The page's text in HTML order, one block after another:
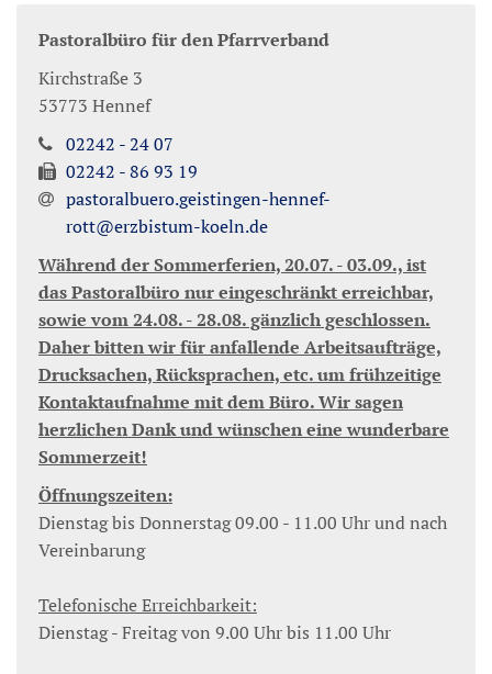
Pastoralbüro für den Pfarrverband
Kirchstraße 3
53773 Hennef
02242 - 24 07
02242 - 86 93 19
pastoralbuero.geistingen-hennef-
rott@erzbistum-koeln.de
Während der Sommerferien, 20.07. - 03.09., ist
das Pastoralbüro nur eingeschränkt erreichbar,
sowie vom 24.08. - 28.08. gänzlich geschlossen.
Daher bitten wir für anfallende Arbeitsaufträge,
Drucksachen, Rücksprachen, etc. um frühzeitige
Kontaktaufnahme mit dem Büro. Wir sagen
herzlichen Dank und wünschen eine wunderbare
Sommerzeit!
Öffnungszeiten:
Dienstag bis Donnerstag 09.00 - 11.00 Uhr und nach
Vereinbarung
Telefonische Erreichbarkeit:
Dienstag - Freitag von 9.00 Uhr bis 11.00 Uhr